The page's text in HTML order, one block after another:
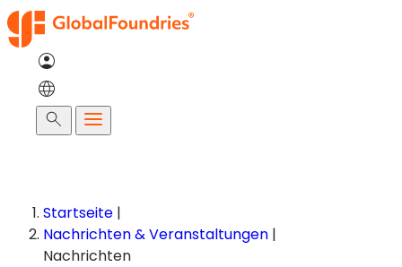
Zum
Inhalt
springen
Suche
Startseite |
Nachrichten & Veranstaltungen |
Nachrichten